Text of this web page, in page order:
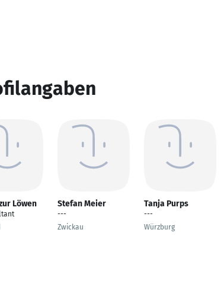
Löwen Stefan Meier
---
Zwickau
Tanja Purps
---
Würzburg